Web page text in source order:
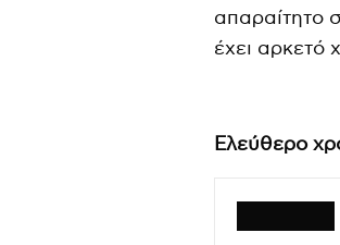
απαραίτητο
έχει αρκετό
Ελεύθερο